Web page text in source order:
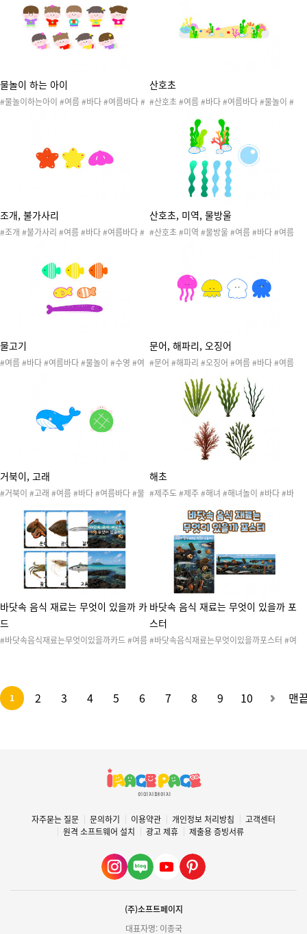
름환경구성 #색칠도안
물놀이 하는 아이
#물놀이하는아이 #여름 #바다 #여름바다 #
산호초
#산호초 #여름 #바다 #여름바다 #물놀이 #
환경 #여름환경구성
조개, 불가사리
#조개 #불가사리 #여름 #바다 #여름바다 #
산호초, 미역, 물방울
#산호초 #미역 #물방울 #여름 #바다 #여름
물고기
#여름 #바다 #여름바다 #물놀이 #수영 #여
문어, 해파리, 오징어
#문어 #해파리 #오징어 #여름 #바다 #여름
바다 #물놀이 #수영 #여름활동 #여름놀이 #
여름도안 #여름환경 #여름환경구성
거북이, 고래
#거북이 #고래 #여름 #바다 #여름바다 #물
#여름환경 #여름환경구성
해초
#제주도 #제주 #해녀 #해녀놀이 #바다 #바
돌하르방 #해산물 #한라산 #제주도놀이 #해
녀체험 #해녀체험놀이 #어시장가게놀이 #생
선가게놀이 #어시장가게 #생선가게
바닷속 음식 재료는 무엇이 있을까 카
드
#바닷속음식재료는무엇이있을까카드 #여름
재 #제주도 #생선가게 #어시장 #음식 #전통
시장 #20260701여름카드 #20260701여
름환경구성
바닷속 음식 재료는 무엇이 있을까 포
스터
#바닷속음식재료는무엇이있을까포스터 #여
#전통시장 #20260701여름포스터 #20260
1 2 3 4 5 6 7 8 9 10 맨
자주묻는 질문 문의하기 이용약관 개인정보 처리방침
고객센터
원격 소프트웨어 설치
광고 제휴 제출용 증빙서류
(주)소프트페이지
대표자명: 이종국